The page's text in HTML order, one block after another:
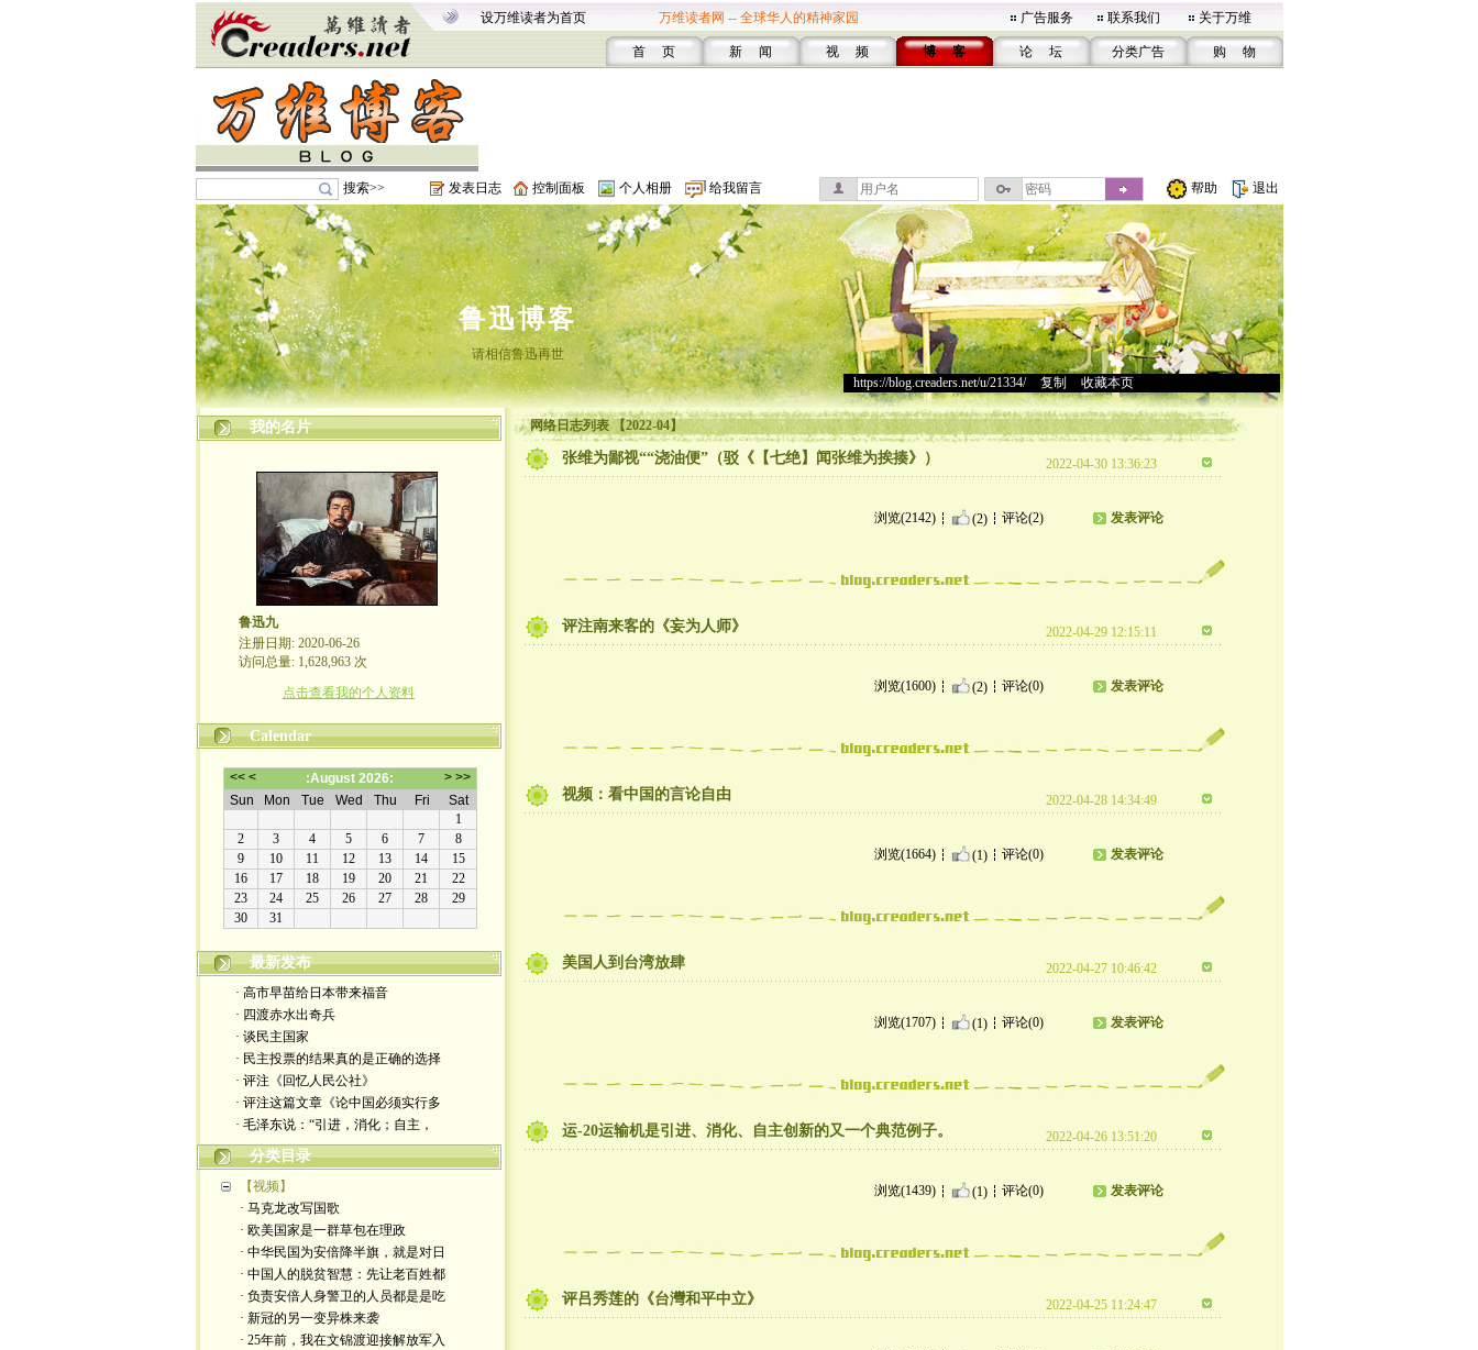
设万维读者为首页 万维读者网 -- 全球华人的精神家园 广告服务 联系我们 关于万维
首 页 新 闻 视 频 博 客 论 坛 分类广告 购 物
搜索>> 发表日志 控制面板 个人相册 给我留言 帮助 退出
鲁迅博客
请相信鲁迅再世
https://blog.creaders.net/u/21334/> 复制 收藏本页
我的名片
鲁迅九
注册日期: 2020-06-26
访问总量: 1,628,963 次
点击查看我的个人资料
Calendar
最新发布
· 高市早苗给日本带来福音
· 四渡赤水出奇兵
· 谈民主国家
· 民主投票的结果真的是正确的选择
· 评注《回忆人民公社》
· 评注这篇文章《论中国必须实行多
· 毛泽东说：“引进，消化；自主，
分类目录
【视频】
· 马克龙改写国歌
· 欧美国家是一群草包在理政
· 中华民国为安倍降半旗，就是对日
· 中国人的脱贫智慧：先让老百姓都
· 负责安倍人身警卫的人员都是是吃
· 新冠的另一变异株来袭
· 25年前，我在文锦渡迎接解放军入
网络日志列表 【2022-04】
张维为鄙视““浇油便”（驳《【七绝】闻张维为挨揍》） 2022-04-30 13:36:23
浏览(2142) (2) 评论(2) 发表评论
评注南来客的《妄为人师》 2022-04-29 12:15:11
浏览(1600) (2) 评论(0) 发表评论
视频：看中国的言论自由 2022-04-28 14:34:49
浏览(1664) (1) 评论(0) 发表评论
美国人到台湾放肆 2022-04-27 10:46:42
浏览(1707) (1) 评论(0) 发表评论
运-20运输机是引进、消化、自主创新的又一个典范例子。 2022-04-26 13:51:20
浏览(1439) (1) 评论(0) 发表评论
评吕秀莲的《台灣和平中立》 2022-04-25 11:24:47